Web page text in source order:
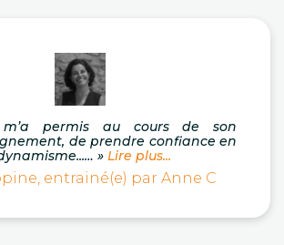
permis au cours de son
de prendre confiance en
» Lire plus...
entrainé(e) par Anne C